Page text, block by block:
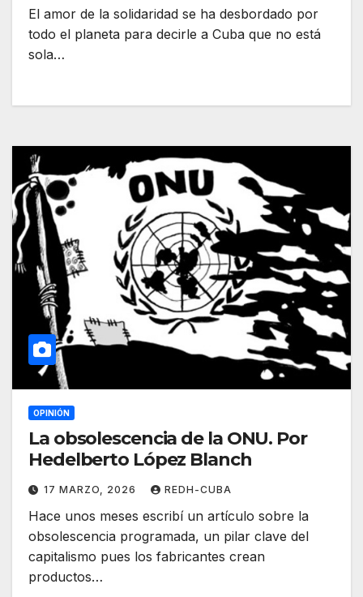
El amor de la solidaridad se ha desbordado por
todo el planeta para decirle a Cuba que no está
sola…
OPINIÓN
La obsolescencia de la ONU. Por
Hedelberto López Blanch
17 MARZO, 2026 REDH-CUBA
Hace unos meses escribí un artículo sobre la
obsolescencia programada, un pilar clave del
capitalismo pues los fabricantes crean
productos…